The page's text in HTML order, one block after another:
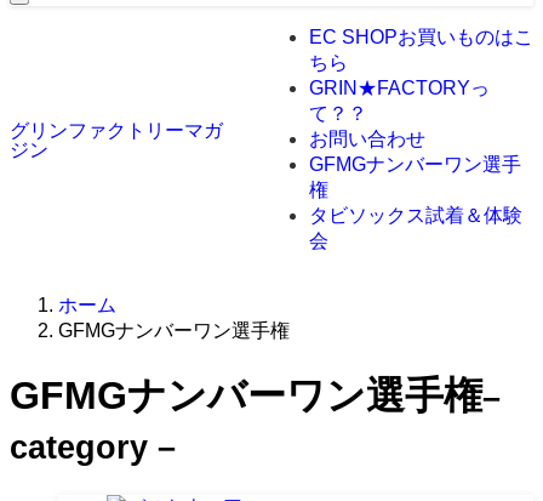
グリンファクトリーマガ
ジン
EC SHOPお買いものはこ
ちら
GRIN★FACTORYっ
て？？
お問い合わせ
GFMGナンバーワン選手
権
タビソックス試着＆体験
会
ホーム
GFMGナンバーワン選手権
GFMGナンバーワン選手権–
category –